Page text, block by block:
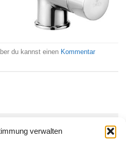
verwalten
du kannst einen Kommentar